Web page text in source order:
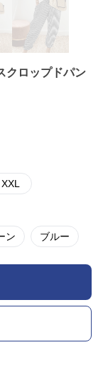
クロップドパン
XXL
ン ブルー